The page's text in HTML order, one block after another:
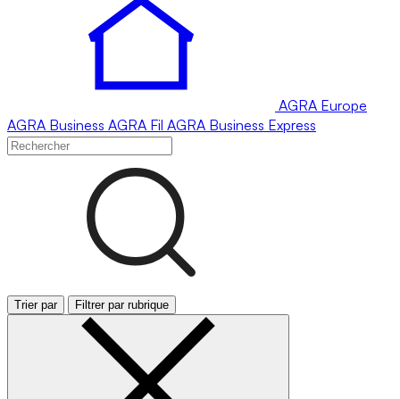
AGRA Europe
AGRA Business AGRA Fil AGRA Business Express
Trier par Filtrer par rubrique